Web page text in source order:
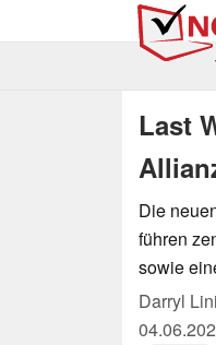
Last
Die
führen
sowie
Darryl